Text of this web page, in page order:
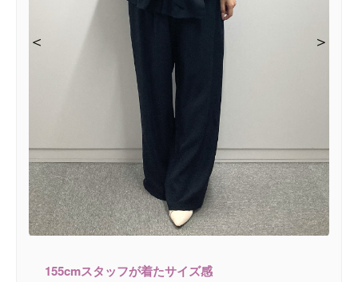
＜ ＞
＜ ＞
＜ ＞
＜ ＞
155cmスタッフが着たサイズ感